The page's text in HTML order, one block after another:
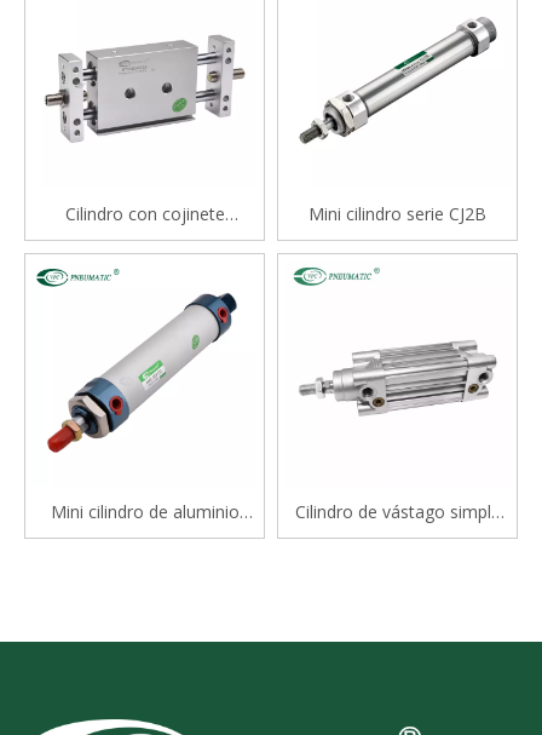
Cilindro con cojinete
deslizante tipo varilla doble
serie STM
Mini cilindro serie CJ2B
Mini cilindro de aluminio
serie Mal
Cilindro de vástago simple
estándar de doble efecto